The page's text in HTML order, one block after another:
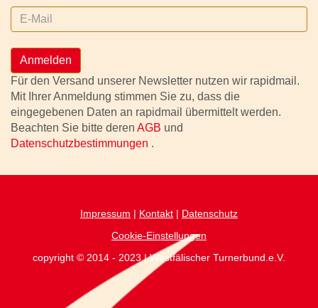
Anmelden
Für den Versand unserer Newsletter nutzen wir rapidmail.
Mit Ihrer Anmeldung stimmen Sie zu, dass die
eingegebenen Daten an rapidmail übermittelt werden.
Beachten Sie bitte deren AGB und
Datenschutzbestimmungen .
Impressum | Kontakt | Datenschutz
Cookie-Einstellungen
copyright © 2014 - 2023 | Westfälischer Turnerbund.e.V.